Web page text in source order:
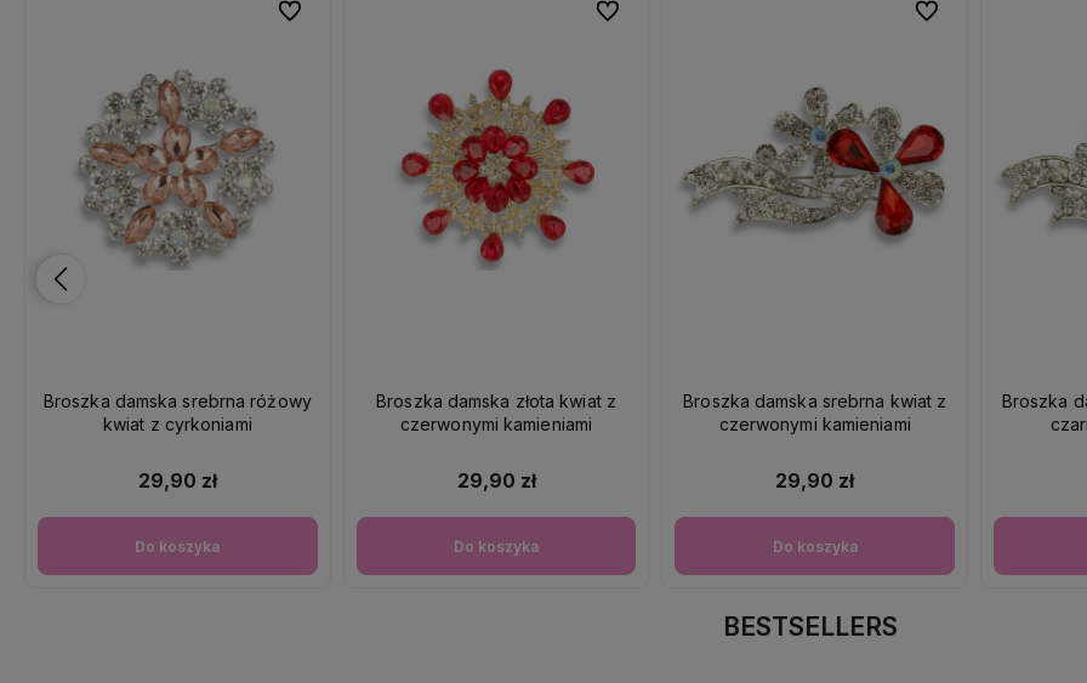
Broszka damska srebrna różowy
kwiat z cyrkoniami
29,90 zł
Do koszyka
Do ulubionych
Do ulubionych
Broszka damska złota kwiat z
czerwonymi kamieniami
29,90 zł
Do koszyka
Do ulubionych
Do ulubionych
Broszka damska srebrna kwiat z
czerwonymi kamieniami
29,90 zł
Do koszyka
Do ulubionych
Do ulubionych
Broszka
BESTSELLERS